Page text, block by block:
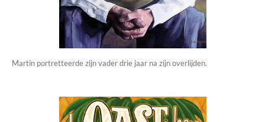
Martin portretteerde zijn vader drie jaar na zijn overlijden.